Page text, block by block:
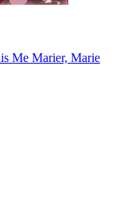
Me Marier, Marie